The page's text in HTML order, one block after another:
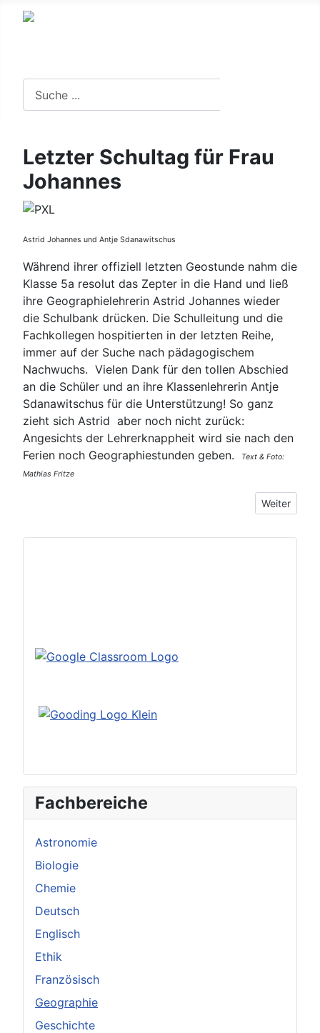
Fachbereiche
Astronomie
Biologie
Chemie
Deutsch
Englisch
Ethik
Französisch
Geographie
Geschichte
Letzter Schultag für Frau
Johannes
Astrid Johannes und Antje Sdanawitschus
Während ihrer offiziell letzten Geostunde nahm die
Klasse 5a resolut das Zepter in die Hand und ließ
ihre Geographielehrerin Astrid Johannes wieder
die Schulbank drücken. Die Schulleitung und die
Fachkollegen hospitierten in der letzten Reihe,
immer auf der Suche nach pädagogischem
Nachwuchs. Vielen Dank für den tollen Abschied
an die Schüler und an ihre Klassenlehrerin Antje
Sdanawitschus für die Unterstützung! So ganz
zieht sich Astrid aber noch nicht zurück:
Angesichts der Lehrerknappheit wird sie nach den
Ferien noch Geographiestunden geben.
Text & Foto:
Mathias Fritze
Nächster
Weiter